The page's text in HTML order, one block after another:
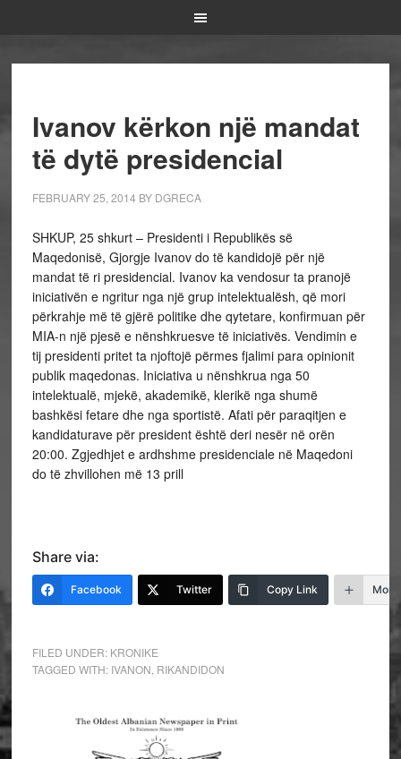
Ivanov kërkon një mandat
të dytë presidencial
FEBRUARY 25, 2014 BY DGRECA
SHKUP, 25 shkurt – Presidenti i Republikës së
Maqedonisë, Gjorgje Ivanov do të kandidojë për një
mandat të ri presidencial. Ivanov ka vendosur ta pranojë
iniciativën e ngritur nga një grup intelektualësh, që mori
përkrahje më të gjërë politike dhe qytetare, konfirmuan për
MIA-n një pjesë e nënshkruesve të iniciativës. Vendimin e
tij presidenti pritet ta njoftojë përmes fjalimi para opinionit
publik maqedonas. Iniciativa u nënshkrua nga 50
intelektualë, mjekë, akademikë, klerikë nga shumë
bashkësi fetare dhe nga sportistë. Afati për paraqitjen e
kandidaturave për president është deri nesër në orën
20:00. Zgjedhjet e ardhshme presidenciale në Maqedoni
do të zhvillohen më 13 prill
Share via:
Facebook Twitter Copy Link More
FILED UNDER: KRONIKE
TAGGED WITH: IVANON RIKANDIDON